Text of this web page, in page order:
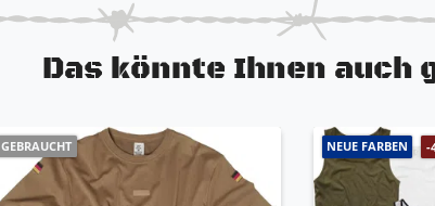
Das könnte Ihnen auch
GEBRAUCHT NEUE FARBEN -